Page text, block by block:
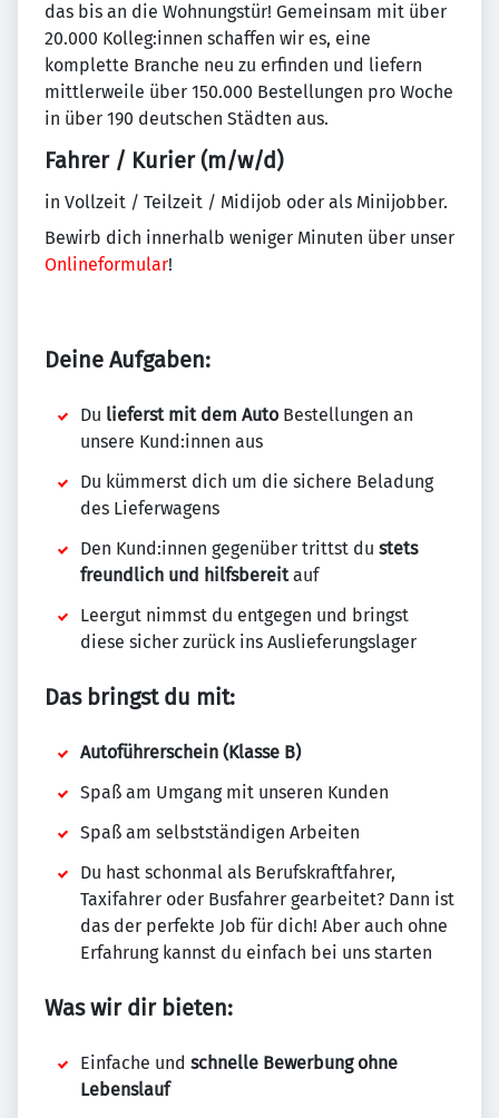
das bis an die Wohnungstür! Gemeinsam mit über
20.000 Kolleg:innen schaffen wir es, eine
komplette Branche neu zu erfinden und liefern
mittlerweile über 150.000 Bestellungen pro Woche
in über 190 deutschen Städten aus.
Fahrer / Kurier (m/w/d)
in Vollzeit / Teilzeit / Midijob oder als Minijobber.
Bewirb dich innerhalb weniger Minuten über unser
Onlineformular!
Deine Aufgaben:
Du lieferst mit dem Auto Bestellungen an
unsere Kund:innen aus
Du kümmerst dich um die sichere Beladung
des Lieferwagens
Den Kund:innen gegenüber trittst du stets
freundlich und hilfsbereitauf
Leergut nimmst du entgegen und bringst
diese sicher zurück ins Auslieferungslager
Das bringst du mit:
Autoführerschein (Klasse B)
Spaß am Umgang mit unseren Kunden
Spaß am selbstständigen Arbeiten
Du hast schonmal als Berufskraftfahrer,
Taxifahrer oder Busfahrer gearbeitet? Dann ist
das der perfekte Job für dich! Aber auch ohne
Erfahrung kannst du einfach bei uns starten
Was wir dir bieten:
Einfache und schnelle Bewerbung ohne
Lebenslauf